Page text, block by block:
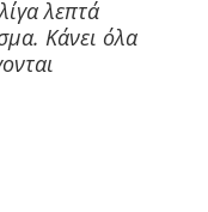
λεπτά
Κάνει όλα